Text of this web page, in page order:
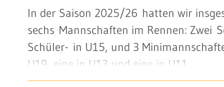
In der Saison 2025/26 hatten wir
sechs Mannschaften im Rennen: Zwei
Schüler- in U15, und 3
U19, eine in U13 und eine in U11.